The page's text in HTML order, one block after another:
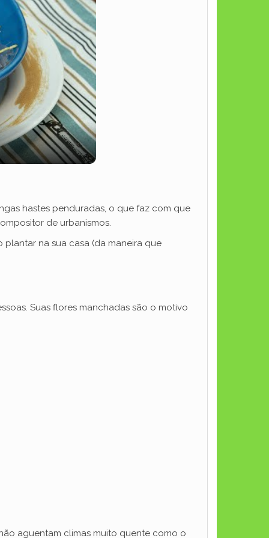
hastes penduradas, o que faz com que
de urbanismos.
na sua casa (da maneira que
Suas flores manchadas são o motivo
aguentam climas muito quente como o